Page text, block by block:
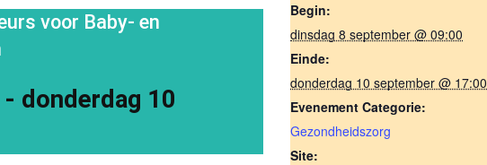
voor Baby- en
- donderdag 10
Begin:
dinsdag 8 september @ 09:00
Einde:
donderdag 10 september @ 17:00
Evenement Categorie:
Gezondheidszorg
Site: